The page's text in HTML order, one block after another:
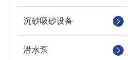
沉砂吸砂设备
潜水泵